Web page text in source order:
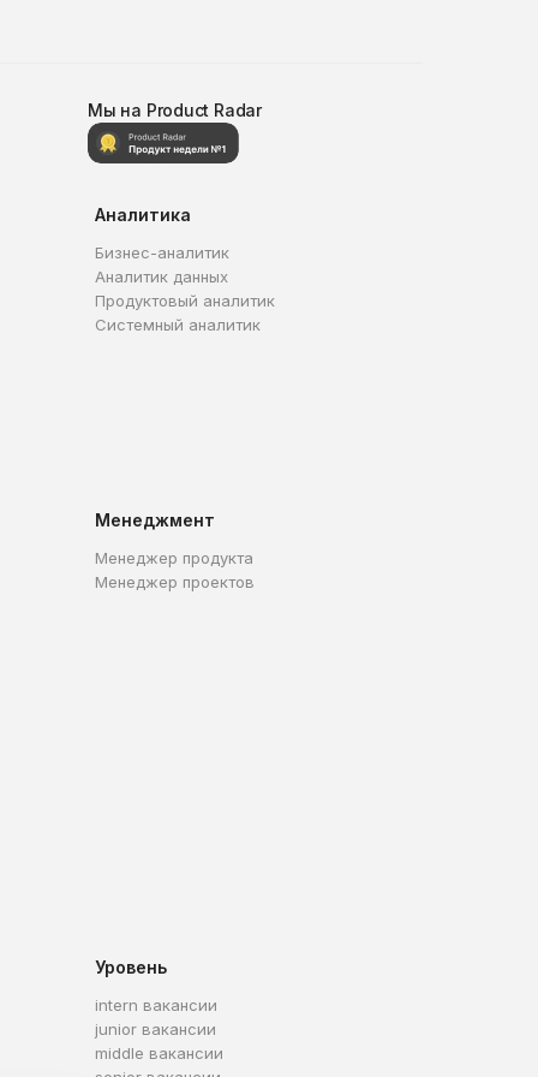
Мы на Product Radar
Аналитика
Бизнес-аналитик
Аналитик данных
Продуктовый аналитик
Системный аналитик
Менеджмент
Менеджер продукта
Менеджер проектов
Уровень
intern вакансии
junior вакансии
middle вакансии